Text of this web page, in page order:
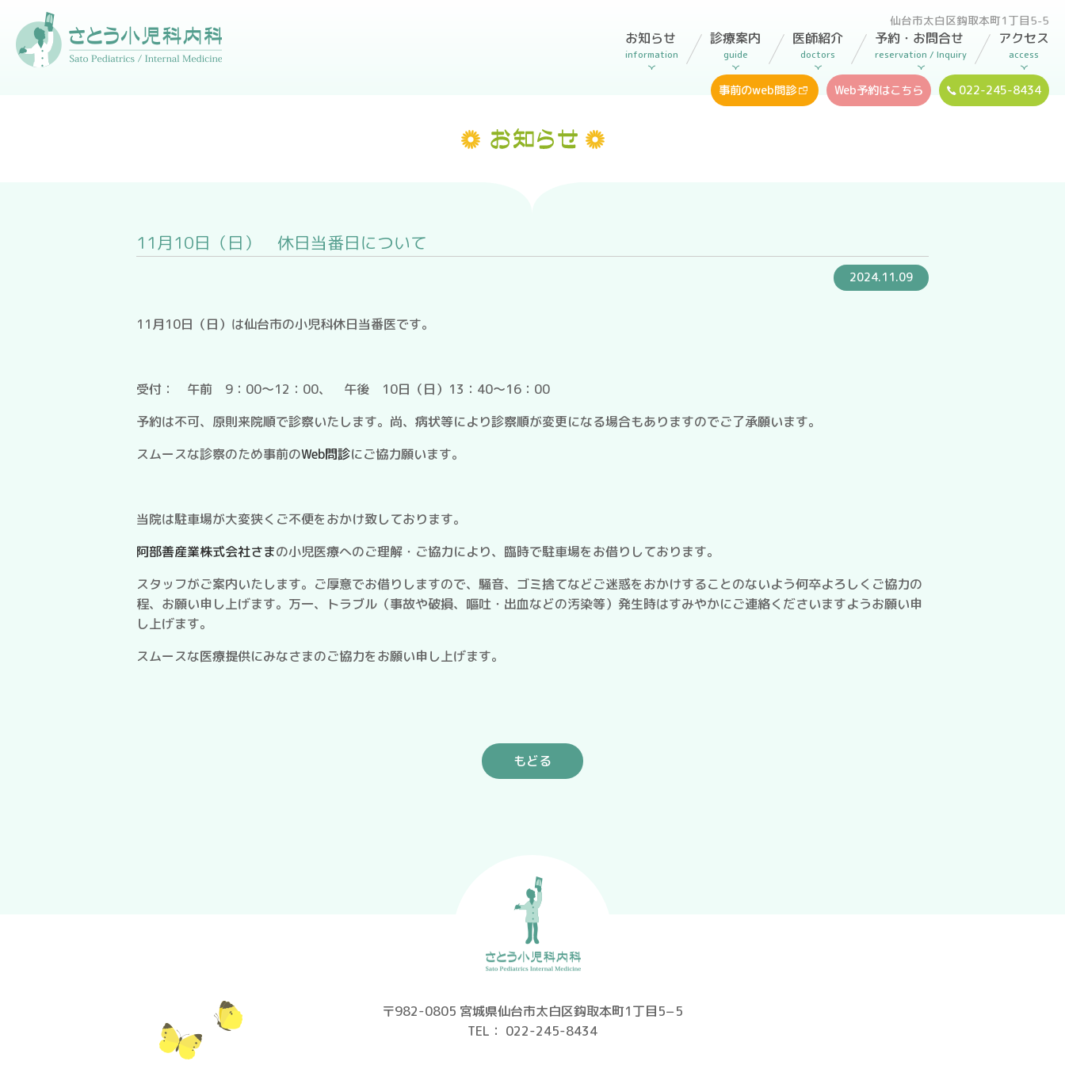
仙台市太白区鈎取本町1丁目5-5
お知らせ
information
診療案内
guide
医師紹介
doctors
予約・お問合せ
reservation / Inquiry
アクセス
access
事前のweb問診 Web予約はこちら 022-245-8434
11月10日（日） 休日当番日について
2024.11.09
11月10日（日）は仙台市の小児科休日当番医です。
受付： 午前 9：00～12：00、 午後 10日（日）13：40～16：00
予約は不可、原則来院順で診察いたします。尚、病状等により診察順が変更になる場合もありますのでご了承願います。
スムースな診察のため事前のWeb問診にご協力願います。
当院は駐車場が大変狭くご不便をおかけ致しております。
阿部善産業株式会社さまの小児医療へのご理解・ご協力により、臨時で駐車場をお借りしております。
スタッフがご案内いたします。ご厚意でお借りしますので、騒音、ゴミ捨てなどご迷惑をおかけすることのないよう何卒よろしくご協力の
程、お願い申し上げます。万一、トラブル（事故や破損、嘔吐・出血などの汚染等）発生時はすみやかにご連絡くださいますようお願い申
し上げます。
スムースな医療提供にみなさまのご協力をお願い申し上げます。
もどる
〒982-0805 宮城県仙台市太白区鈎取本町1丁目5−5
TEL： 022-245-8434